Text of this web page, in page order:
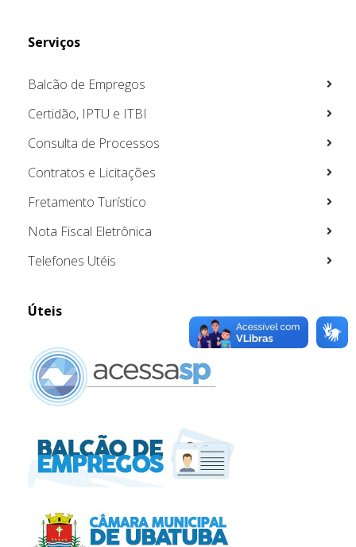
Serviços
Balcão de Empregos
Certidão, IPTU e ITBI
Consulta de Processos
Contratos e Licitações
Fretamento Turístico
Nota Fiscal Eletrônica
Telefones Utéis
Úteis